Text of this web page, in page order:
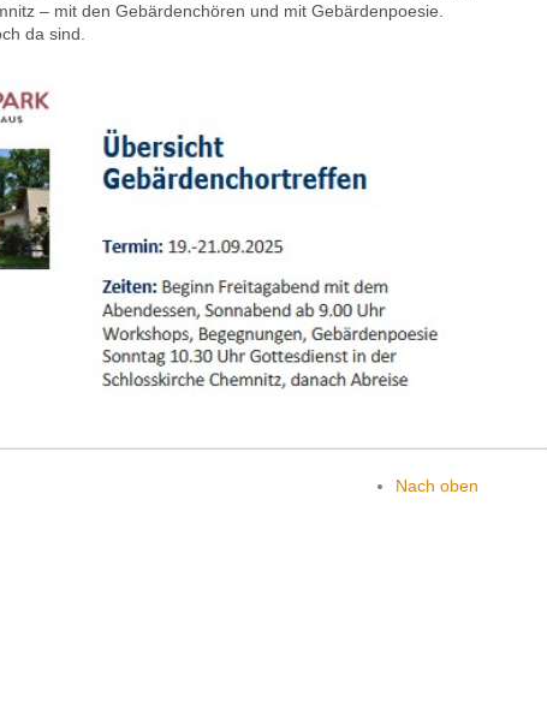
– mit den Gebärdenchören und mit Gebärdenpoesie.
da sind.
Nach oben